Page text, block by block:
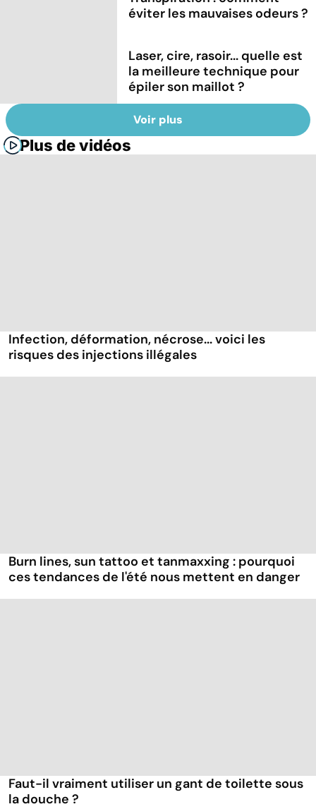
éviter les mauvaises odeurs ?
Laser, cire, rasoir... quelle est
la meilleure technique pour
épiler son maillot ?
Voir plus
Plus de vidéos
Infection, déformation, nécrose... voici les
risques des injections illégales
Burn lines, sun tattoo et tanmaxxing : pourquoi
ces tendances de l'été nous mettent en danger
Faut-il vraiment utiliser un gant de toilette sous
la douche ?